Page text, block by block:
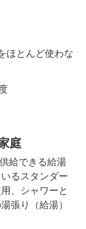
ほとんど使わな
庭
給できる給湯
るスタンダー
、シャワーと
張り（給湯）